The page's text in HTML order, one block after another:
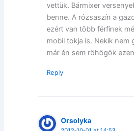
vettük. Bármixer
benne. A rózsaszín a
ezért van több férfinek
mobil tokja is. Nekik nem
már én sem röhögök
Reply
Orsolyka